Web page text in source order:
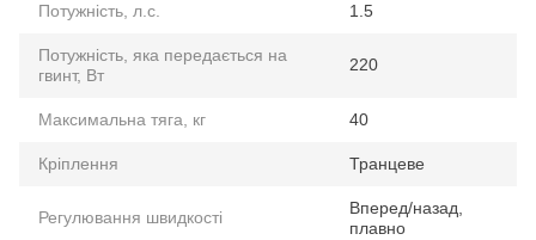
Потужність, л.с. 1.5
Потужність, яка передається на
гвинт, Вт
220
Максимальна тяга, кг 40
Кріплення Транцеве
Регулювання швидкості
Вперед/назад,
плавно